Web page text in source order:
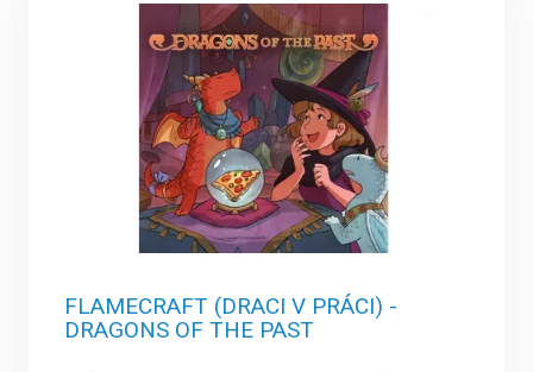
FLAMECRAFT (DRACI V PRÁCI) -
DRAGONS OF THE PAST